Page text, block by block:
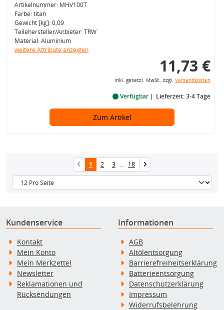
Artikelnummer: MHV100T
Farbe: titan
Gewicht [kg]: 0,09
Teilehersteller/Anbieter: TRW
Material: Aluminium
weitere Attribute anzeigen
11,73 €
inkl. gesetzl. MwSt., zzgl. Versandkosten
Verfügbar Lieferzeit: 3-4 Tage
Zum Artikel
1 2 3 ... 18
Kundenservice
Kontakt
Mein Konto
Mein Merkzettel
Newsletter
Reklamationen und
Rücksendungen
Informationen
AGB
Altölentsorgung
Barrierefreiheitserklärung
Batterieentsorgung
Datenschutzerklärung
Impressum
Widerrufsbelehrung